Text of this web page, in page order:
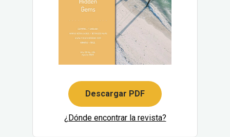
Descargar PDF
¿Dónde encontrar la revista?